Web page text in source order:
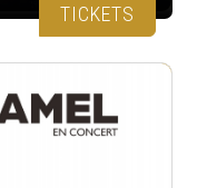
TICKETS